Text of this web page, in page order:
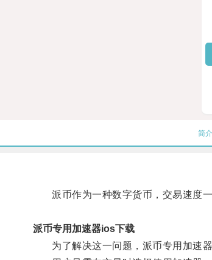
简介
派币作为一种数字货币，交易速度一
派币专用加速器ios下载
为了解决这一问题，派币专用加速器